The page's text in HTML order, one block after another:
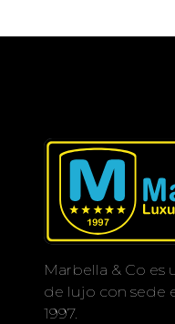
Marbella & Co es
de lujo con sede
1997.